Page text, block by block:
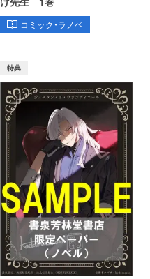
コミック・ラノベ
特典